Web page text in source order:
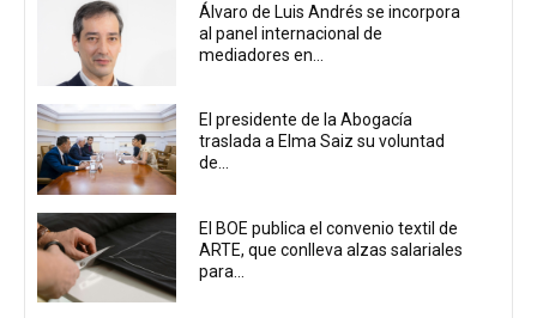
Álvaro de Luis Andrés se incorpora
al panel internacional de
mediadores en...
El presidente de la Abogacía
traslada a Elma Saiz su voluntad
de...
El BOE publica el convenio textil de
ARTE, que conlleva alzas salariales
para...